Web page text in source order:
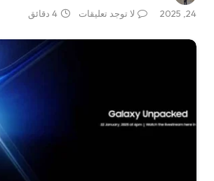
24, 2025
لا توجد تعليقات 4 دقائق